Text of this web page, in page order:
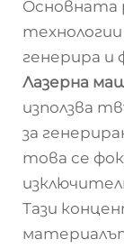
Основната
генерира и
Лазерна
използва
за
това се
Тази